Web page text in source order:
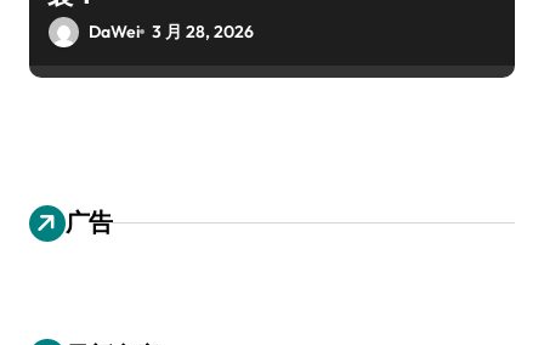
DaWei 3 月 28, 2026
广告